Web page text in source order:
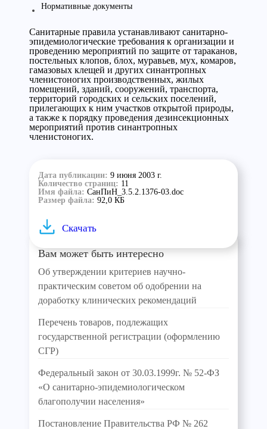
Нормативные документы
Санитарные правила устанавливают санитарно-
эпидемиологические требования к организации и
проведению мероприятий по защите от тараканов,
постельных клопов, блох, муравьев, мух, комаров,
гамазовых клещей и других синантропных
членистоногих производственных, жилых
помещений, зданий, сооружений, транспорта,
территорий городских и сельских поселений,
прилегающих к ним участков открытой природы,
а также к порядку проведения дезинсекционных
мероприятий против синантропных
членистоногих.
Дата публикации: 9 июня 2003 г.
Количество страниц: 11
Имя файла: СанПиН_3.5.2.1376-03.doc
Размер файла: 92,0 КБ
Скачать
Вам может быть интересно
Об утверждении критериев научно-
практическим советом об одобрении на
доработку клинических рекомендаций
Перечень товаров, подлежащих
государственной регистрации (оформлению
СГР)
Федеральный закон от 30.03.1999г. № 52-ФЗ
«О санитарно-эпидемиологическом
благополучии населения»
Постановление Правительства РФ № 262